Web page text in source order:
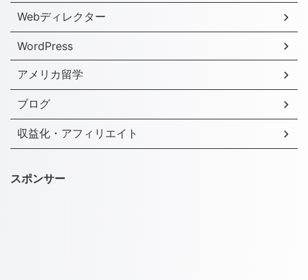
Webディレクター
WordPress
アメリカ留学
ブログ
収益化・アフィリエイト
スポンサー